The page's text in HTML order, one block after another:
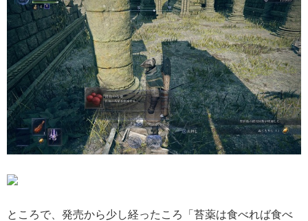
ところで、発売から少し経ったころ「苔薬は食べれば食べ